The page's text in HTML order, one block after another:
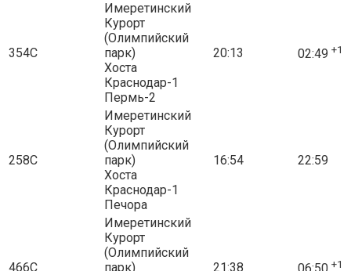
354С
Имеретинский
Курорт
(Олимпийский
парк)
Хоста
Краснодар-1
Пермь-2
20:13 02:49 +1
258С
Имеретинский
Курорт
(Олимпийский
парк)
Хоста
Краснодар-1
Печора
16:54 22:59
466С
Имеретинский
Курорт
(Олимпийский
парк)
21:38 +1